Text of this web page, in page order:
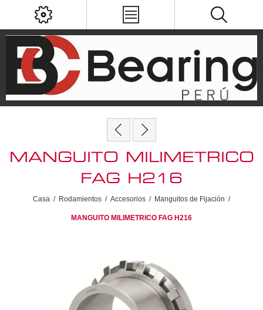
MANGUITO MILIMETRICO
FAG H216
Casa / Rodamientos / Accesorios / Manguitos de Fijación /
MANGUITO MILIMETRICO FAG H216